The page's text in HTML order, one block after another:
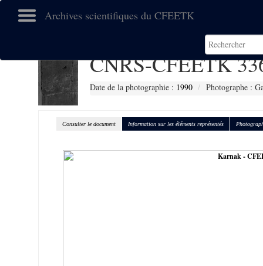
Archives scientifiques du CFEETK
CNRS-CFEETK
Date de la photographie : 1990 Photographe :
Consulter le document Information sur les éléments représentés